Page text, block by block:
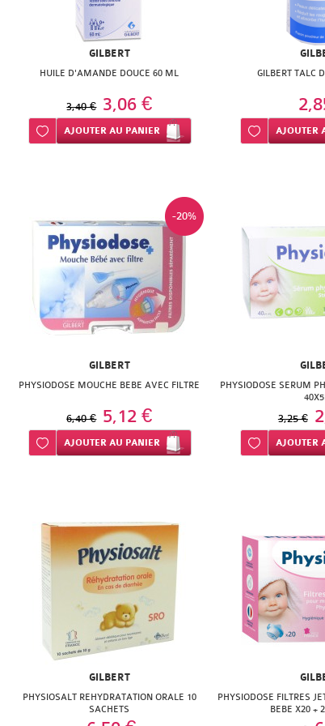
GILBERT
HUILE D'AMANDE DOUCE 60 ML
3,40 € 3,06 €
Ajouter à ma liste d’envie
AJOUTERAU PANIER
GILBERT TALC
Ajouter à ma liste
AJOUTER
-20%
GILBERT
PHYSIODOSE MOUCHE BEBE AVEC FILTRE
6,40 € 5,12 €
Ajouter à ma liste d’envie
AJOUTERAU PANIER
PHYSIODOSE SERUM
3,25 €
Ajouter à ma liste
AJOUTER
GILBERT
PHYSIOSALT REHYDRATATION ORALE 10
SACHETS
PHYSIODOSE FILTRES
BEBE X20 +